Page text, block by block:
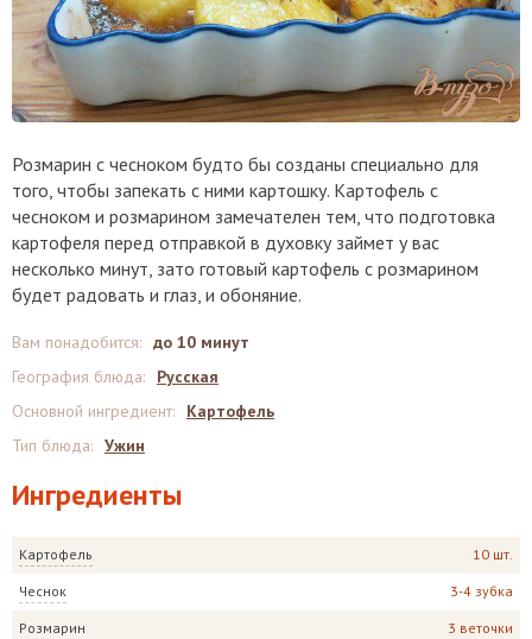
Розмарин с чесноком будто бы созданы специально для
того, чтобы запекать с ними картошку. Картофель с
чесноком и розмарином замечателен тем, что подготовка
картофеля перед отправкой в духовку займет у вас
несколько минут, зато готовый картофель с розмарином
будет радовать и глаз, и обоняние.
Ингредиенты
Картофель 10 шт.
Чеснок 3-4 зубка
Розмарин 3 веточки
Вам понадобится: до 10 минут
География блюда:
Русская
Основной ингредиент:
Картофель
Тип блюда: Ужин